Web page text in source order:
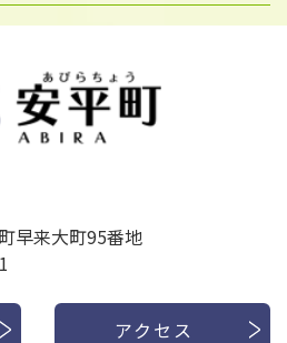
早来大町95番地
アクセス